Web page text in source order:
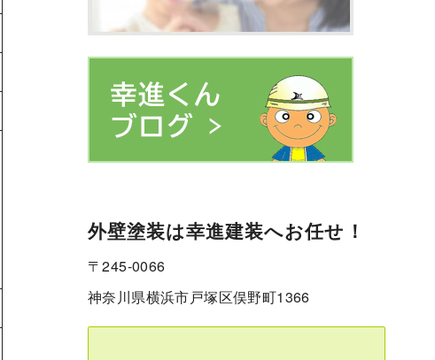
外壁塗装は幸進建装へお任せ！
〒245-0066
神奈川県横浜市戸塚区俣野町1366